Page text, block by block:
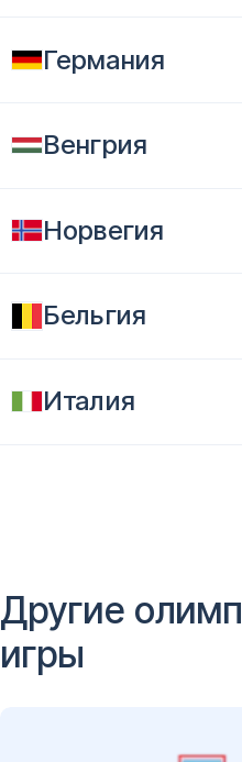
Германия
Венгрия
Норвегия
Бельгия
Италия
Другие
игры